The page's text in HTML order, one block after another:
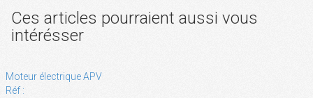
Ces articles pourraient aussi vous
intérésser
Moteur électrique APV
Réf :